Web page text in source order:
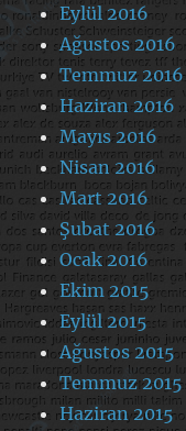
Eylül 2016
Ağustos 2016
Temmuz 2016
Haziran 2016
Mayıs 2016
Nisan 2016
Mart 2016
Şubat 2016
Ocak 2016
Ekim 2015
Eylül 2015
Ağustos 2015
Temmuz 2015
Haziran 2015